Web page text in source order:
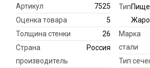
Артикул
7525
Оценка товара
5
Толщина стенки
26
Страна
производитель
Россия
Тип
Марка
стали
Тип